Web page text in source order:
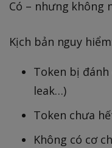
Có – nhưng không
Kịch bản nguy
Token bị đánh
leak…)
Token chưa
Không có cơ